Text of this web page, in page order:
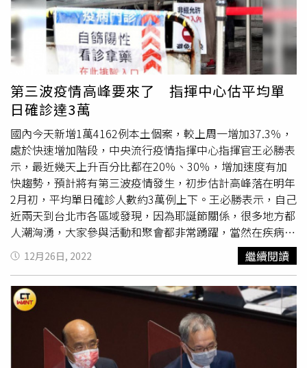
依照正常流程申請藥證，目前輝瑞抗病毒藥物倍拉維
（paxlovid）已提出正式藥證申請，而默沙東的莫納皮拉韋
（Molnupiravir）還未提申請，清冠一號也由中醫藥司協助
申請藥證。
第三波疫情高峰要來了 指揮中心估平均單
日確診達3萬
國內今天新增1萬4162例本土個案，較上周一增加37.3％，
處於快速增加階段，中央流行疫情指揮中心指揮官王必勝表
示，最近幾天上升百分比都在20％、30％，增加速度有加
快趨勢，預計將有第三波疫情發生，初步估計高峰落在明年
2月初，平均單日確診人數約3萬例上下。王必勝表示，自己
近兩天到台北市各區域發現，因為耶誕節關係，很多地方都
人潮洶湧，大家參與活動和聚會都非常踴躍，當然在疾病傳
播上會加速；因應本土疫情上升，希望接下來跨年或其他活
動，如果是在戶外，建議人潮洶湧、不能保持適當距離時，
應自主配戴口罩，盡量不要飲食。王必勝也提醒，有些對象
不建議參加大型活動，如發燒、呼吸道症狀、腹瀉、嗅味覺
異常等，不要去參加，以免把疾病傳染給別人；未接種疫
苗、長者、幼兒等脆弱族群，都不建議參加大型活動；依照
現行防疫規定，自主防疫和自主健康管理的民眾，需要快篩
陰性才能參加。本土疫情升溫，指揮中心醫療應變組副組長
12月26日, 2022 繼續閱讀